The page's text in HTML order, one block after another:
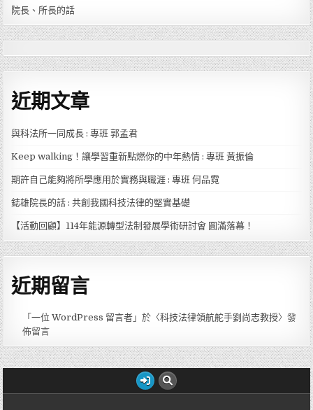
院長、所長的話
近期文章
與科法所一同成長 : 專班 郭孟君
Keep walking！讓學習重新點燃你的中年熱情 : 專班 黃振倫
期許自己能夠將所學應用於實務與職涯 : 專班 何品霓
鋕雄院長的話 : 共創我國科技法律的堅實基礎
【活動回顧】114年能源轉型法制發展學術研討會 圓滿落幕！
近期留言
「一位 WordPress 留言者 」於〈科技法律領航舵手劉尚志教授〉發
佈留言